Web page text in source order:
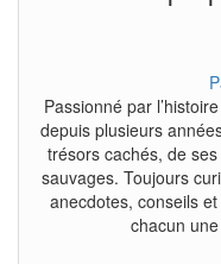
Passionné par
depuis plusieurs
trésors cachés, de
sauvages. Toujours
anecdotes, conseils
chacun